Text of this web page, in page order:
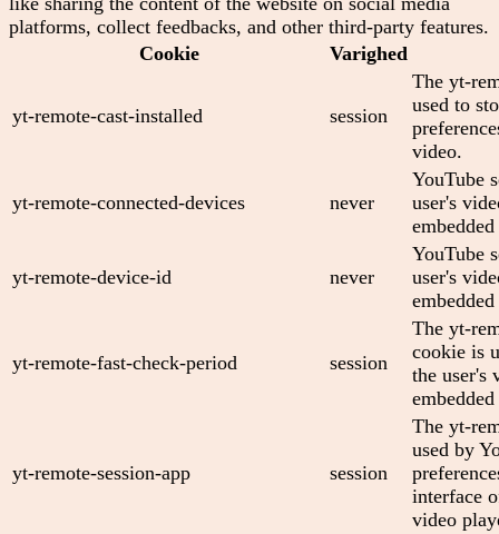
platforms, collect feedbacks, and other third-party features.
Cookie
Varighed
yt-remote-cast-installed session
The yt-
used to
video.
yt-remote-connected-devices never
YouTube
user's
yt-remote-device-id never
YouTube
user's
yt-remote-fast-check-period session
The yt-
cookie is
the user's
yt-remote-session-app session
The yt-
used by
interface
video